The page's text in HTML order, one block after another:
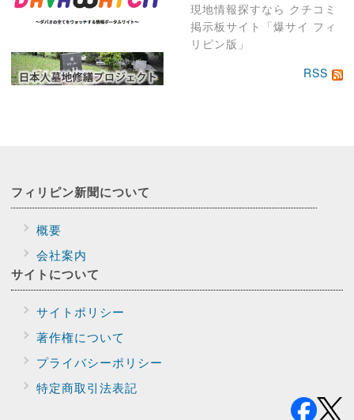
現地情報探すなら クチコミ
掲示板サイト「爆サイ フィ
リピン版」
RSS
フィリピン新聞について
概要
会社案内
サイトについて
サイトポリシー
著作権について
プライバシーポリシー
特定商取引法表記